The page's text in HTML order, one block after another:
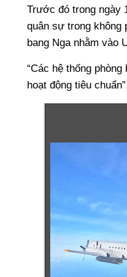
Trước đó trong ngày
quân sự trong không
bang Nga nhằm vào
“Các hệ thống
hoạt động tiêu